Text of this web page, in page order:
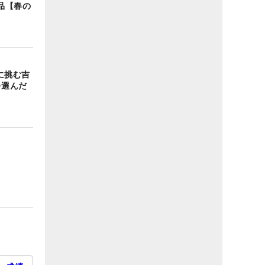
【春の
挑む吉
んだ